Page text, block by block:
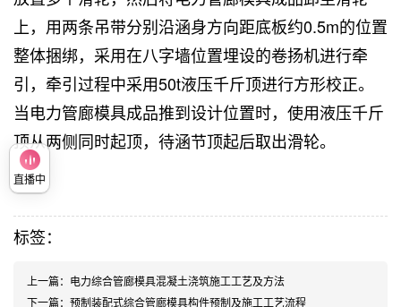
上，用两条吊带分别沿涵身方向距底板约0.5m的位置
整体捆绑，采用在八字墙位置埋设的卷扬机进行牵
引，牵引过程中采用50t液压千斤顶进行方形校正。
当电力管廊模具成品推到设计位置时，使用液压千斤
顶从两侧同时起顶，待涵节顶起后取出滑轮。
标签：
上一篇： 电力综合管廊模具混凝土浇筑施工工艺及方法
下一篇： 预制装配式综合管廊模具​构件预制及施工工艺流程
直播中